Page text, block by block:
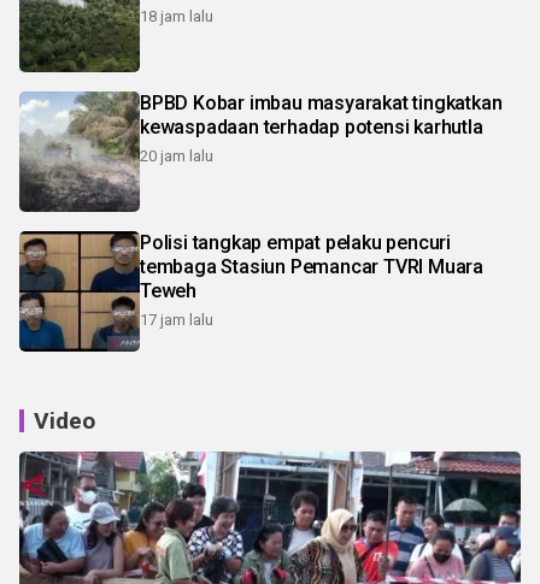
18 jam lalu
BPBD Kobar imbau masyarakat tingkatkan
kewaspadaan terhadap potensi karhutla
20 jam lalu
Polisi tangkap empat pelaku pencuri
tembaga Stasiun Pemancar TVRI Muara
Teweh
17 jam lalu
Video